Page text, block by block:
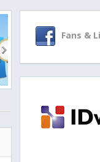
Fans &